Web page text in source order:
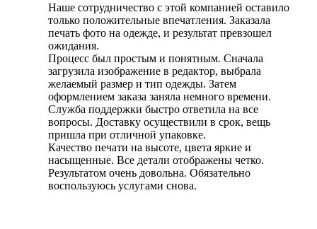
Наше сотрудничество с этой компанией оставило
только положительные впечатления. Заказала
печать фото на одежде, и результат превзошел
ожидания.
Процесс был простым и понятным. Сначала
загрузила изображение в редактор, выбрала
желаемый размер и тип одежды. Затем
оформлением заказа заняла немного времени.
Служба поддержки быстро ответила на все
вопросы. Доставку осуществили в срок, вещь
пришла при отличной упаковке.
Качество печати на высоте, цвета яркие и
насыщенные. Все детали отображены четко.
Результатом очень довольна. Обязательно
воспользуюсь услугами снова.